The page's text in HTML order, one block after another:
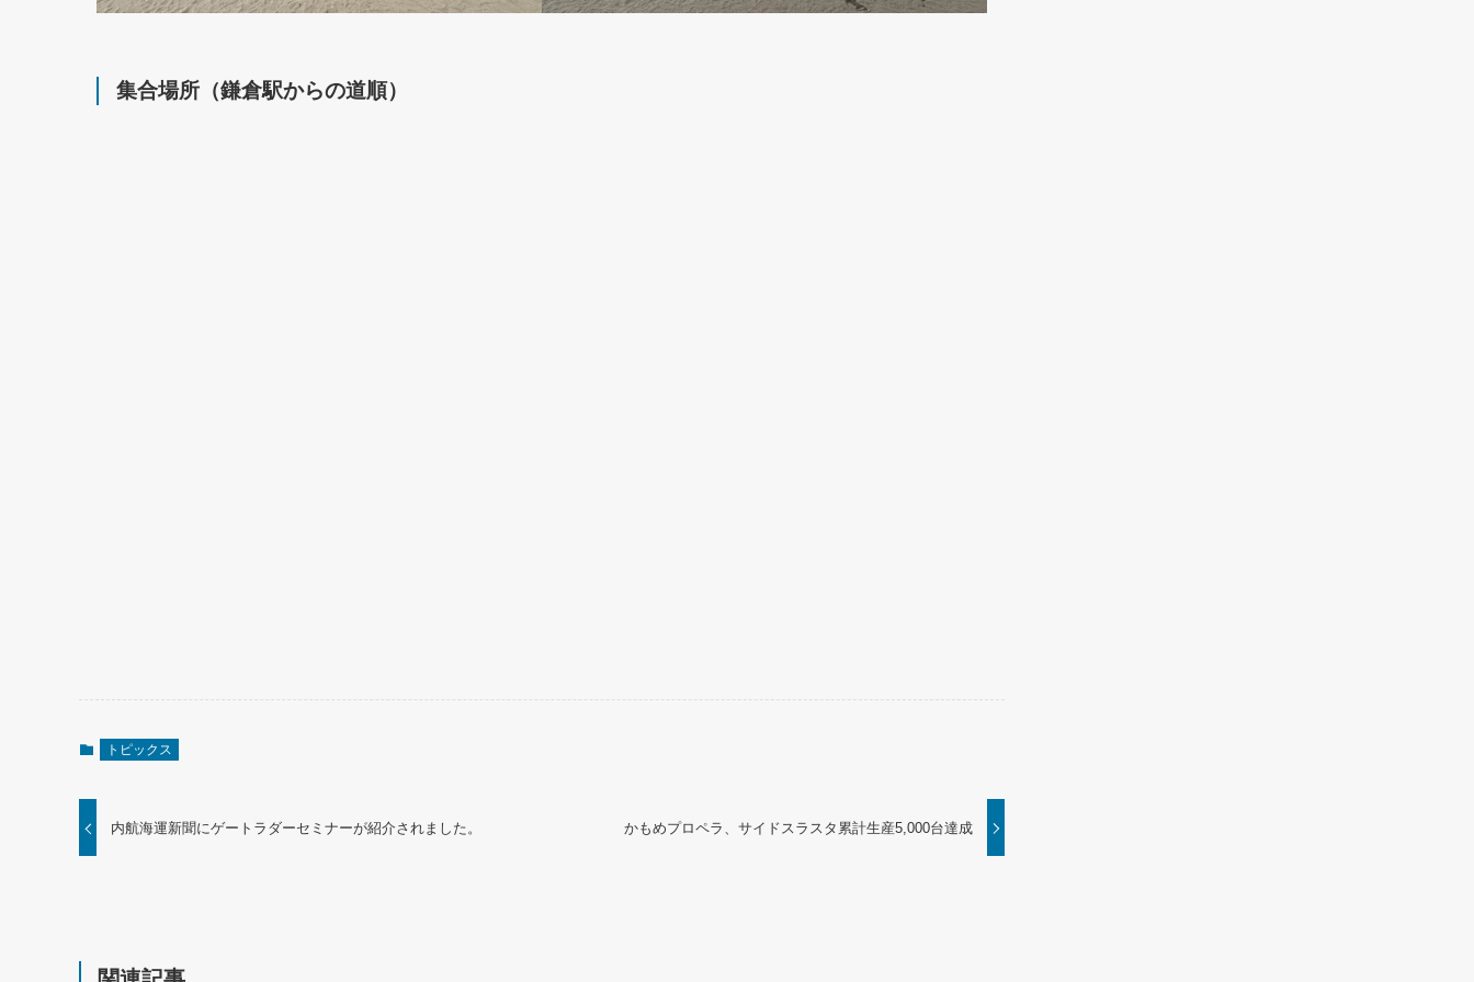
集合場所（鎌倉駅からの道順）
トピックス
内航海運新聞にゲートラダーセミナーが紹介されました。 かもめプロペラ、サイドスラスタ累計生産5,000台達成